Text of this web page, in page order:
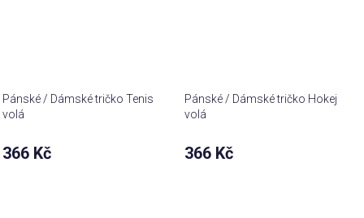
Pánské / Dámské tričko Tenis
volá
366 Kč
Pánské / Dámské tričko Hokej
volá
366 Kč